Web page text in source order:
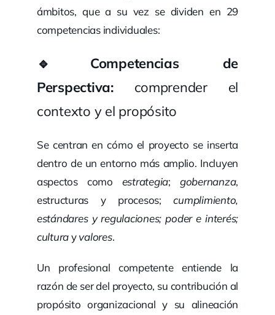
ámbitos, que a su vez se dividen en 29
competencias individuales:
🔹Competencias de
Perspectiva: comprender el
contexto y el propósito
Se centran en cómo el proyecto se inserta
dentro de un entorno más amplio. Incluyen
aspectos como estrategia; gobernanza,
estructuras y procesos;cumplimiento,
estándares y regulaciones; poder e interés;
culturayvalores.
Un profesional competente entiende la
razón de ser del proyecto, su contribución al
propósito organizacional y su alineación